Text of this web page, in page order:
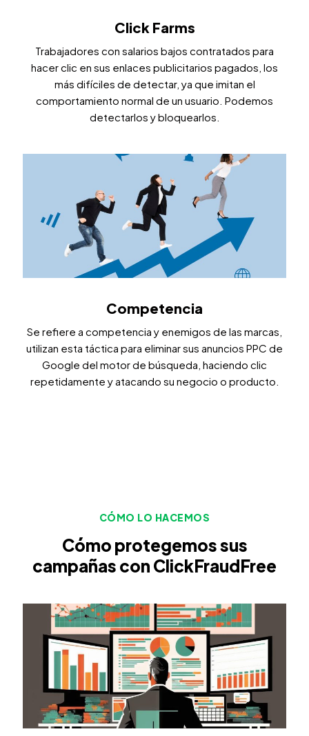
Click Farms
Trabajadores con salarios bajos contratados para
hacer clic en sus enlaces publicitarios pagados, los
más difíciles de detectar, ya que imitan el
comportamiento normal de un usuario. Podemos
detectarlos y bloquearlos.
Competencia
Se refiere a competencia y enemigos de las marcas,
utilizan esta táctica para eliminar sus anuncios PPC de
Google del motor de búsqueda, haciendo clic
repetidamente y atacando su negocio o producto.
CÓMO LO HACEMOS
Cómo protegemos sus
campañas con ClickFraudFree